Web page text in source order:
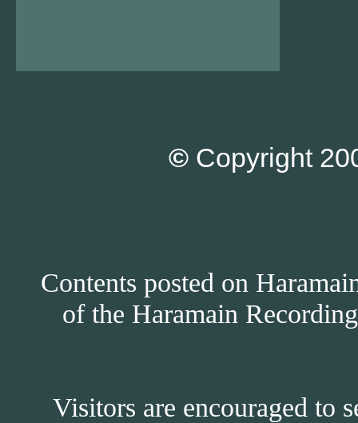
© Copyright
Contents posted on
of the Haramain
Visitors are encouraged to